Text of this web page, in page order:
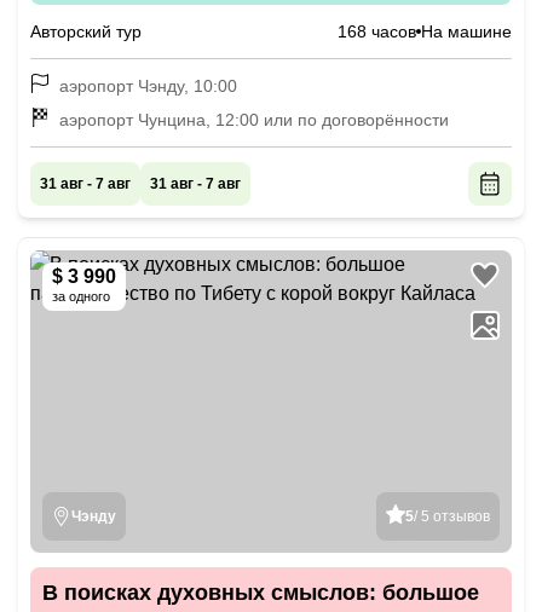
Авторский тур 168 часов На машине
аэропорт Чэнду, 10:00
аэропорт Чунцина, 12:00 или по договорённости
31 авг - 7 авг 31 авг - 7 авг
$ 3 990
за одного
5/ 5 отзывов
Чэнду
В поисках духовных смыслов: большое